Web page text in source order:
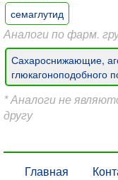
семаглутид
Аналоги по фарм.
Сахароснижающие,
глюкагоноподобного
* Аналоги не
другу
Главная